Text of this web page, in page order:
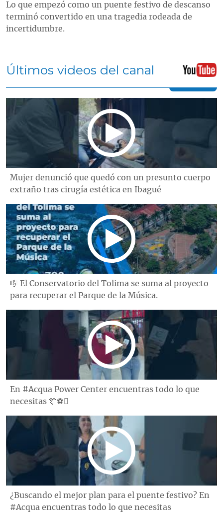
Lo que empezó como un puente festivo de descanso
terminó convertido en una tragedia rodeada de
incertidumbre.
Últimos videos del canal
Mujer denunció que quedó con un presunto cuerpo
extraño tras cirugía estética en Ibagué
🎼 El Conservatorio del Tolima se suma al proyecto
para recuperar el Parque de la Música.
En #Acqua Power Center encuentras todo lo que
necesitas 🎊⚽️
¿Buscando el mejor plan para el puente festivo? En
#Acqua encuentras todo lo que necesitas